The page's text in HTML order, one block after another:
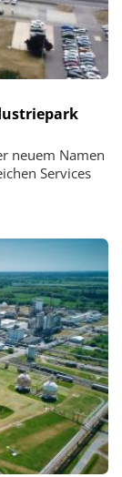
neuem Namen
Services